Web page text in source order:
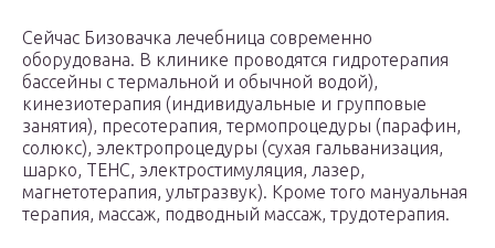
Сейчас Бизовачка лечебница современно
оборудована. В клинике проводятся гидротерапия
бассейны с термальной и обычной водой),
кинезиотерапия (индивидуальные и групповые
занятия), пресотерапия, термопроцедуры (парафин,
солюкс), электропроцедуры (сухая гальванизация,
шарко, ТЕНС, электростимуляция, лазер,
магнетотерапия, ультразвук). Кроме того мануальная
терапия, массаж, подводный массаж, трудотерапия.